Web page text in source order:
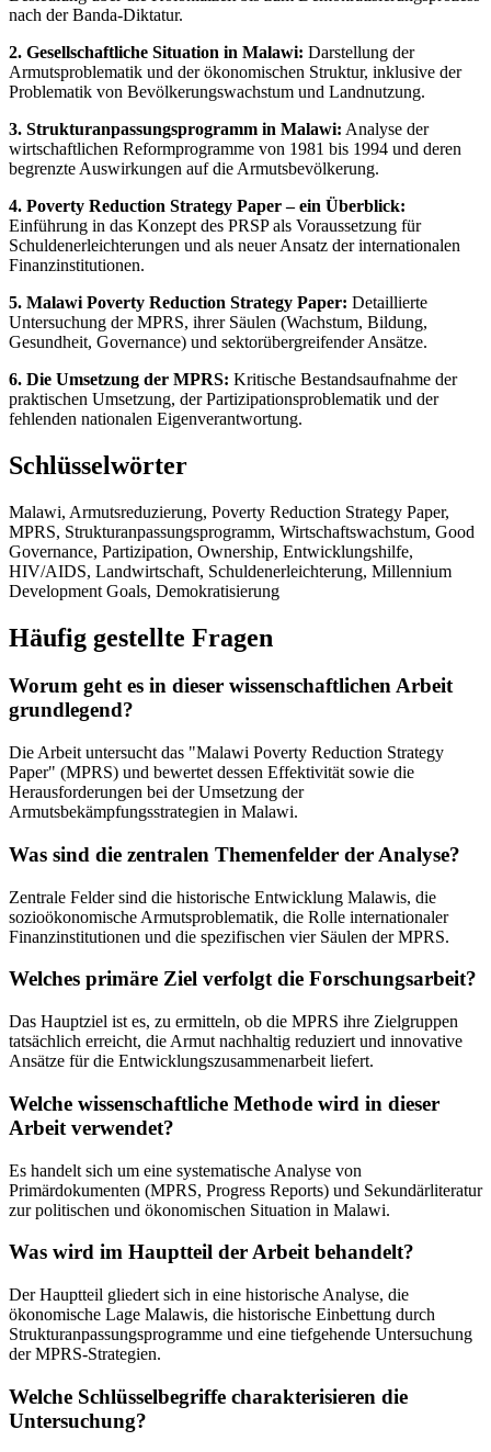
nach der Banda-Diktatur.
2. Gesellschaftliche Situation in Malawi: Darstellung der
Armutsproblematik und der ökonomischen Struktur, inklusive der
Problematik von Bevölkerungswachstum und Landnutzung.
3. Strukturanpassungsprogramm in Malawi: Analyse der
wirtschaftlichen Reformprogramme von 1981 bis 1994 und deren
begrenzte Auswirkungen auf die Armutsbevölkerung.
4. Poverty Reduction Strategy Paper – ein Überblick:
Einführung in das Konzept des PRSP als Voraussetzung für
Schuldenerleichterungen und als neuer Ansatz der internationalen
Finanzinstitutionen.
5. Malawi Poverty Reduction Strategy Paper: Detaillierte
Untersuchung der MPRS, ihrer Säulen (Wachstum, Bildung,
Gesundheit, Governance) und sektorübergreifender Ansätze.
6. Die Umsetzung der MPRS: Kritische Bestandsaufnahme der
praktischen Umsetzung, der Partizipationsproblematik und der
fehlenden nationalen Eigenverantwortung.
Schlüsselwörter
Malawi, Armutsreduzierung, Poverty Reduction Strategy Paper,
MPRS, Strukturanpassungsprogramm, Wirtschaftswachstum, Good
Governance, Partizipation, Ownership, Entwicklungshilfe,
HIV/AIDS, Landwirtschaft, Schuldenerleichterung, Millennium
Development Goals, Demokratisierung
Häufig gestellte Fragen
Worum geht es in dieser wissenschaftlichen Arbeit
grundlegend?
Die Arbeit untersucht das "Malawi Poverty Reduction Strategy
Paper" (MPRS) und bewertet dessen Effektivität sowie die
Herausforderungen bei der Umsetzung der
Armutsbekämpfungsstrategien in Malawi.
Was sind die zentralen Themenfelder der Analyse?
Zentrale Felder sind die historische Entwicklung Malawis, die
sozioökonomische Armutsproblematik, die Rolle internationaler
Finanzinstitutionen und die spezifischen vier Säulen der MPRS.
Welches primäre Ziel verfolgt die Forschungsarbeit?
Das Hauptziel ist es, zu ermitteln, ob die MPRS ihre Zielgruppen
tatsächlich erreicht, die Armut nachhaltig reduziert und innovative
Ansätze für die Entwicklungszusammenarbeit liefert.
Welche wissenschaftliche Methode wird in dieser
Arbeit verwendet?
Es handelt sich um eine systematische Analyse von
Primärdokumenten (MPRS, Progress Reports) und Sekundärliteratur
zur politischen und ökonomischen Situation in Malawi.
Was wird im Hauptteil der Arbeit behandelt?
Der Hauptteil gliedert sich in eine historische Analyse, die
ökonomische Lage Malawis, die historische Einbettung durch
Strukturanpassungsprogramme und eine tiefgehende Untersuchung
der MPRS-Strategien.
Welche Schlüsselbegriffe charakterisieren die
Untersuchung?